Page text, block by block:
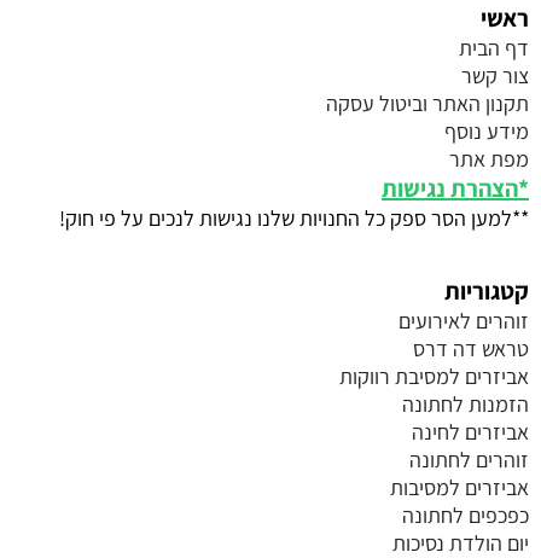
ראשי
דף הבית
צור קשר
תקנון האתר וביטול עסקה
מידע נוסף
מפת אתר
*הצהרת נגישות
**למען הסר ספק כל החנויות שלנו נגישות לנכים על פי חוק!
קטגוריות
זוהרים לאירועים
טראש דה דרס
אביזרים למסיבת רווקות
הזמנות לחתונה
אביזרים לחינה
זוהרים לחתונה
אביזרים למסיבות
כפכפים לחתונה
יום הולדת נסיכות